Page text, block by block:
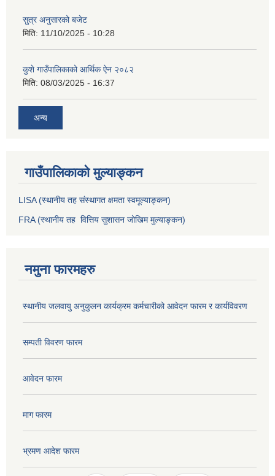
सुत्र अनुसारको बजेट
मिति: 11/10/2025 - 10:28
कुशे गाउँपालिकाको आर्थिक ऐन २०८२
मिति: 08/03/2025 - 16:37
अन्य
गाउँपालिकाको मुल्याङ्कन
LISA (स्थानीय तह संस्थागत क्षमता स्वमूल्याङ्कन)
FRA (स्थानीय तह वित्तिय सुशासन जोखिम मुल्याङ्कन)
नमुना फारमहरु
स्थानीय जलवायु अनुकुलन कार्यक्रम कर्मचारीको आवेदन फारम र कार्यविवरण
सम्पती विवरण फारम
आवेदन फारम
माग फारम
भ्रमण आदेश फारम